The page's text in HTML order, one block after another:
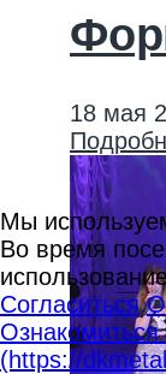
18 мая
Мы
Во время
Согласиться
(https://